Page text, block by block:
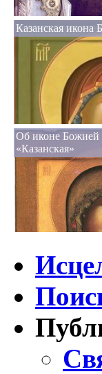
Казанская икона
Об иконе Божией
«Казанская»